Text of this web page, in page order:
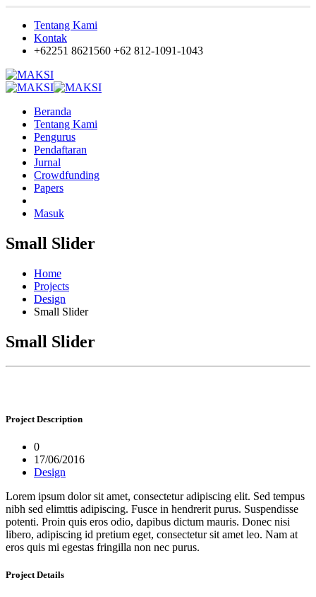
Tentang Kami
Kontak
+62251 8621560 +62 812-1091-1043
Beranda
Tentang Kami
Pengurus
Pendaftaran
Jurnal
Crowdfunding
Papers
Masuk
Small Slider
Home
Projects
Design
Small Slider
Small Slider
Project Description
0
17/06/2016
Design
Lorem ipsum dolor sit amet, consectetur adipiscing elit. Sed tempus
nibh sed elimttis adipiscing. Fusce in hendrerit purus. Suspendisse
potenti. Proin quis eros odio, dapibus dictum mauris. Donec nisi
libero, adipiscing id pretium eget, consectetur sit amet leo. Nam at
eros quis mi egestas fringilla non nec purus.
ProjectDetails